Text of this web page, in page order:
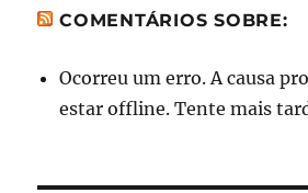
COMENTÁRIOS SOBRE:
Ocorreu um erro. A causa
estar offline. Tente mais